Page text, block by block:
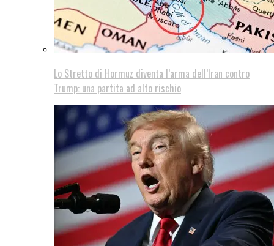
Lo Stretto di Hormuz diventa l’arma dell’Iran contro
Trump: una partita ad alto rischio